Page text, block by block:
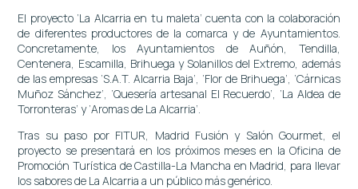
El proyecto ‘La Alcarria en tu maleta’ cuenta con la colaboración
de diferentes productores de la comarca y de Ayuntamientos.
Concretamente, los Ayuntamientos de Auñón, Tendilla,
Centenera, Escamilla, Brihuega y Solanillos del Extremo, además
de las empresas ‘S.A.T. Alcarria Baja’, ‘Flor de Brihuega’, ‘Cárnicas
Muñoz Sánchez’, ‘Quesería artesanal El Recuerdo’, ‘La Aldea de
Torronteras’ y ‘Aromas de La Alcarria’.
Tras su paso por FITUR, Madrid Fusión y Salón Gourmet, el
proyecto se presentará en los próximos meses en la Oficina de
Promoción Turística de Castilla-La Mancha en Madrid, para llevar
los sabores de La Alcarria a un público más genérico.